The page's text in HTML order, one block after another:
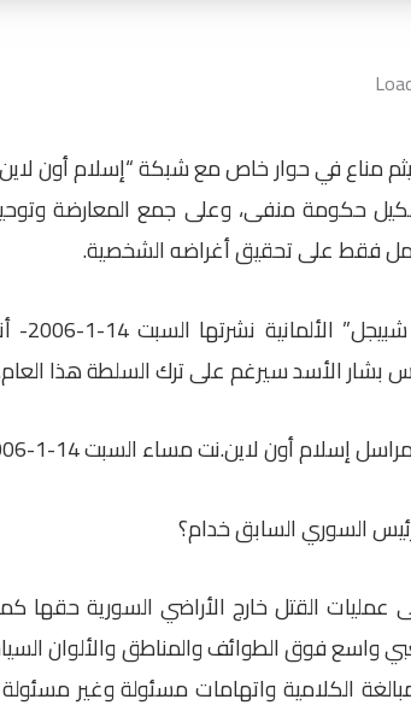
مناع في حوار خاص مع شبكة “إسلام أون
حكومة منفى، وعلى جمع المعارضة
فقط على تحقيق أغراضه الشخصية.
وكان خدام
بشار الأسد سيرغم على ترك السلطة هذا
أون لاين.نت مساء السبت 14-1-2006 في باريس:
السوري السابق خدام؟
القتل خارج الأراضي السورية حقها
واسع فوق الطوائف والمناطق والألوان
الكلامية واتهامات مسئولة وغير